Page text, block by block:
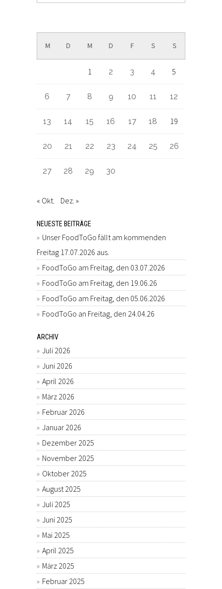
M D M D F S S
1 2 3 4 5
6 7 8 9 10 11 12
13 14 15 16 17 18 19
20 21 22 23 24 25 26
27 28 29 30
« Okt. Dez. »
NEUESTE BEITRÄGE
Unser FoodToGo fällt am kommenden
Freitag 17.07.2026 aus.
FoodToGo am Freitag, den 03.07.2026
FoodToGo am Freitag, den 19.06.26
FoodToGo am Freitag, den 05.06.2026
FoodToGo an Freitag, den 24.04.26
ARCHIV
Juli 2026
Juni 2026
April 2026
März 2026
Februar 2026
Januar 2026
Dezember 2025
November 2025
Oktober 2025
August 2025
Juli 2025
Juni 2025
Mai 2025
April 2025
März 2025
Februar 2025